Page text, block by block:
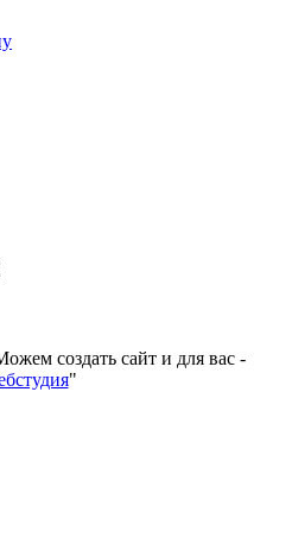
создать сайт и для вас -
"